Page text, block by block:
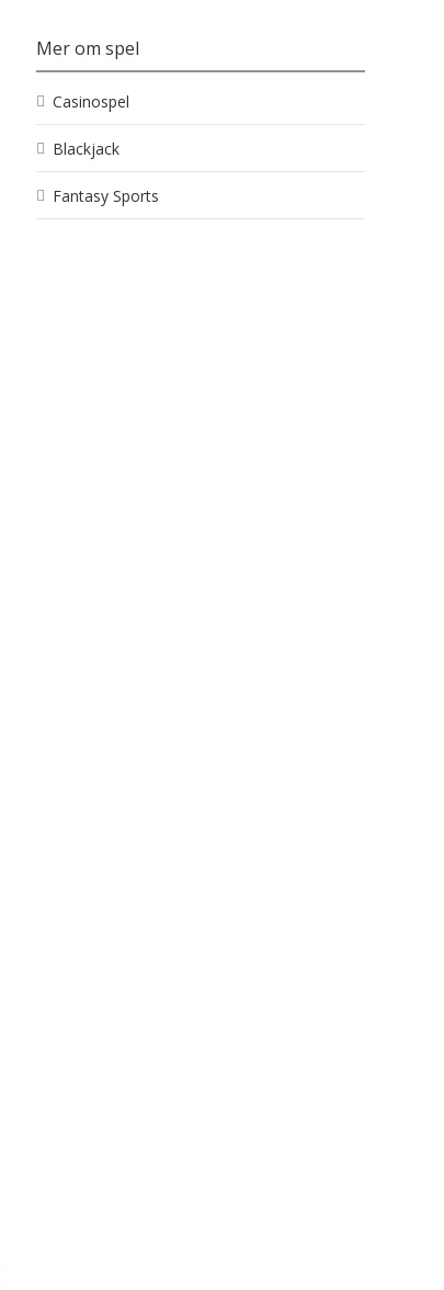
Mer om spel
Casinospel
Blackjack
Fantasy Sports